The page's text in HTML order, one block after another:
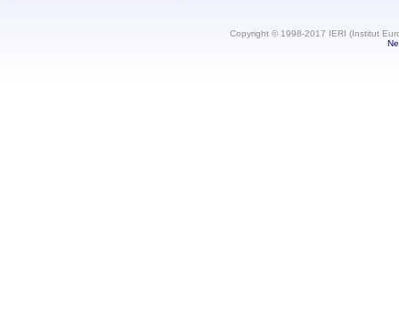
Copyright © 1998-2017 IERI (Institut